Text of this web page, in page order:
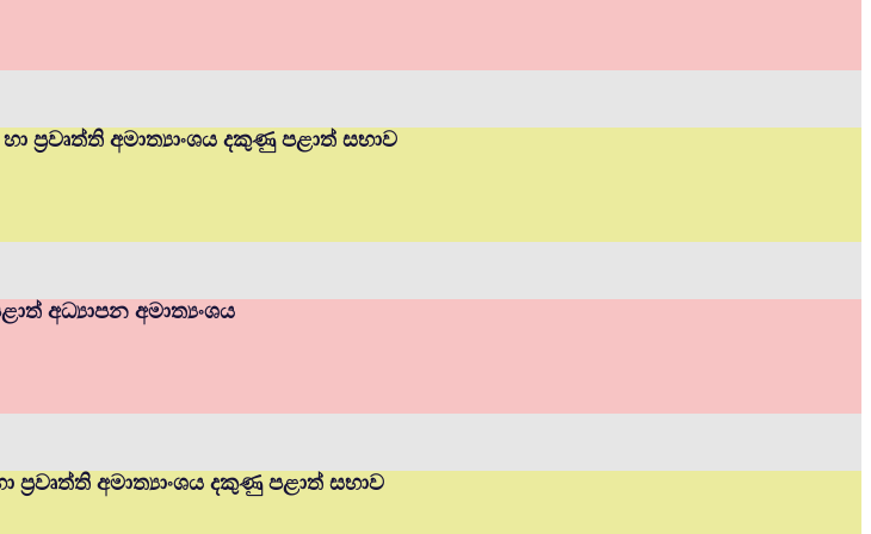
ප්‍රවෘත්ති අමාත්‍යාංශය දකුණු පළාත් සභාව
අධ්‍යාපන අමාත්‍යංශය
ප්‍රවෘත්ති අමාත්‍යාංශය දකුණු පළාත් සභාව